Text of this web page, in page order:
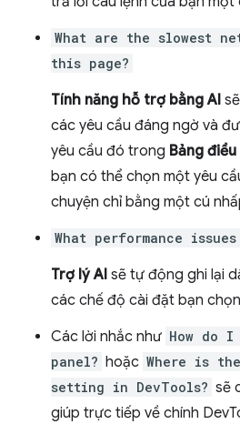
What are the slowest
this page?
Tính năng hỗ trợ bằng AI
các yêu cầu đáng ngờ và
yêu cầu đó trong Bảng
bạn có thể chọn một yêu
chuyện chỉ bằng một cú
What performance
Trợ lý AI sẽ tự động ghi lại
các chế độ cài đặt bạn
Các lời nhắc như How do
panel? hoặc Where is
setting in DevTools? sẽ
giúp trực tiếp về chính